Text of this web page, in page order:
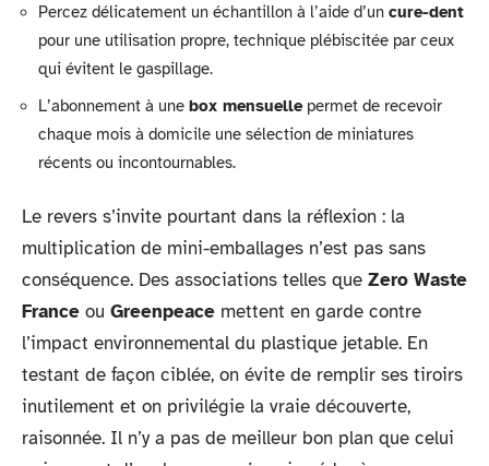
Percez délicatement un échantillon à l’aide d’un cure-dent
pour une utilisation propre, technique plébiscitée par ceux
qui évitent le gaspillage.
L’abonnement à une box mensuellepermet de recevoir
chaque mois à domicile une sélection de miniatures
récents ou incontournables.
Le revers s’invite pourtant dans la réflexion : la
multiplication de mini-emballages n’est pas sans
conséquence. Des associations telles que Zero Waste
France ou Greenpeace mettent en garde contre
l’impact environnemental du plastique jetable. En
testant de façon ciblée, on évite de remplir ses tiroirs
inutilement et on privilégie la vraie découverte,
raisonnée. Il n’y a pas de meilleur bon plan que celui